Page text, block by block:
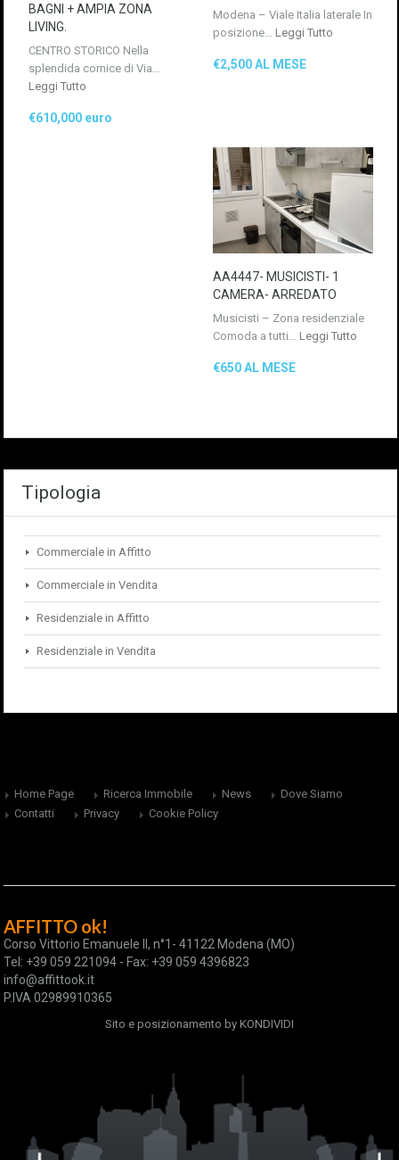
BAGNI + AMPIA ZONA
LIVING.
CENTRO STORICO Nella
splendida cornice di Via…
Leggi Tutto
€610,000 euro
Modena – Viale Italia laterale In
posizione… Leggi Tutto
€2,500 AL MESE
AA4447- MUSICISTI- 1
CAMERA- ARREDATO
Musicisti – Zona residenziale
Comoda a tutti… Leggi Tutto
€650 AL MESE
Tipologia
Commerciale in Affitto
Commerciale in Vendita
Residenziale in Affitto
Residenziale in Vendita
Home Page Ricerca Immobile News
Dove Siamo
Contatti
Privacy Cookie Policy
AFFITTO ok!
Corso Vittorio Emanuele II, n°1- 41122 Modena (MO)
Tel: +39 059 221094 - Fax: +39 059 4396823
info@affittook.it
P.IVA 02989910365
Sito e posizionamento by KONDIVIDI